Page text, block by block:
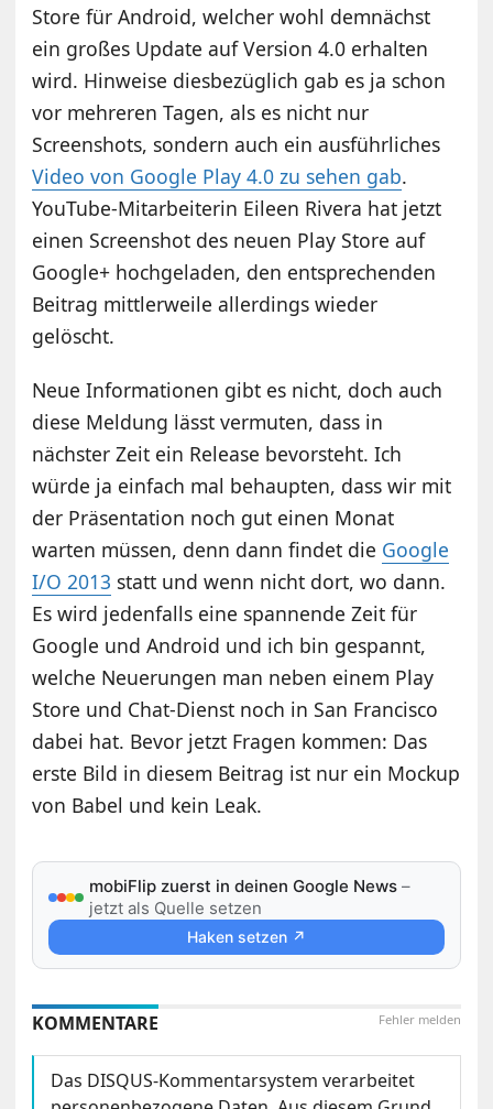
Store für Android, welcher wohl demnächst
ein großes Update auf Version 4.0 erhalten
wird. Hinweise diesbezüglich gab es ja schon
vor mehreren Tagen, als es nicht nur
Screenshots, sondern auch ein ausführliches
Video von Google Play 4.0 zu sehen gab.
YouTube-Mitarbeiterin Eileen Rivera hat jetzt
einen Screenshot des neuen Play Store auf
Google+ hochgeladen, den entsprechenden
Beitrag mittlerweile allerdings wieder
gelöscht.
Neue Informationen gibt es nicht, doch auch
diese Meldung lässt vermuten, dass in
nächster Zeit ein Release bevorsteht. Ich
würde ja einfach mal behaupten, dass wir mit
der Präsentation noch gut einen Monat
warten müssen, denn dann findet die Google
I/O 2013 statt und wenn nicht dort, wo dann.
Es wird jedenfalls eine spannende Zeit für
Google und Android und ich bin gespannt,
welche Neuerungen man neben einem Play
Store und Chat-Dienst noch in San Francisco
dabei hat. Bevor jetzt Fragen kommen: Das
erste Bild in diesem Beitrag ist nur ein Mockup
von Babel und kein Leak.
mobiFlip zuerst in deinen Google News –
jetzt als Quelle setzen
Haken setzen ↗
Fehler melden
KOMMENTARE
Das DISQUS-Kommentarsystem verarbeitet